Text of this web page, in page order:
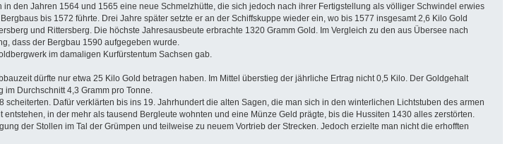
den Jahren 1564 und 1565 eine neue Schmelzhütte, die sich jedoch nach ihrer Fertigstellung als völliger Schwindel erwies
bis 1572 führte. Drei Jahre später setzte er an der Schiffskuppe wieder ein, wo bis 1577 insgesamt 2,6 Kilo Gold
und Rittersberg. Die höchste Jahresausbeute erbrachte 1320 Gramm Gold. Im Vergleich zu den aus Übersee nach
dass der Bergbau 1590 aufgegeben wurde.
im damaligen Kurfürstentum Sachsen gab.
dürfte nur etwa 25 Kilo Gold betragen haben. Im Mittel überstieg der jährliche Ertrag nicht 0,5 Kilo. Der Goldgehalt
Durchschnitt 4,3 Gramm pro Tonne.
Dafür verklärten bis ins 19. Jahrhundert die alten Sagen, die man sich in den winterlichen Lichtstuben des armen
in der mehr als tausend Bergleute wohnten und eine Münze Geld prägte, bis die Hussiten 1430 alles zerstörten.
der Stollen im Tal der Grümpen und teilweise zu neuem Vortrieb der Strecken. Jedoch erzielte man nicht die erhofften